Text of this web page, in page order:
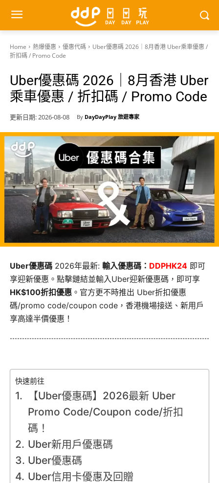
Home 熱爆優惠 優惠代碼
Uber優惠碼 2026｜8月香港 Uber乘車優惠 /
折扣碼 / Promo Code
Uber優惠碼 2026｜8月香港 Uber
乘車優惠 / 折扣碼 / Promo Code
更新日期:2026-08-08 By DayDayPlay 旅遊專家
Uber優惠碼 2026年最新: 輸入優惠碼： DDPHK24 即可
享迎新優惠。點擊鏈結並輸入Uber迎新優惠碼，即可享
HK$100折扣優惠 。官方更不時推出 Uber折扣優惠
碼/promo code/coupon code，香港機場接送、新用戶
享高達半價優惠！
快速前往
【Uber優惠碼】2026最新 Uber
Promo Code/Coupon code/折扣
碼！
Uber新用戶優惠碼
Uber優惠碼
Uber信用卡優惠及回贈